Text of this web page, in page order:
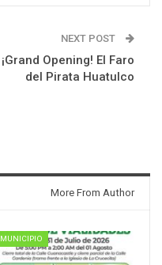
NEXT POST
¡Grand Opening! El Faro
del Pirata Huatulco
More From Author
MUNICIPIO